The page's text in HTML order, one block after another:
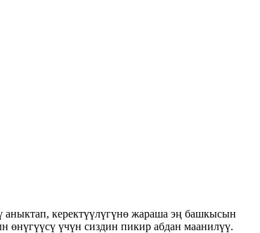
керектүүлүгүнө жараша эң башкысын
өнүгүүсү үчүн сиздин пикир абдан маанилүү.